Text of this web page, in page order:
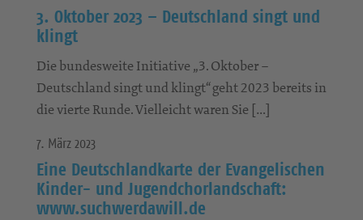
3. Oktober 2023 – Deutschland singt und
klingt
Die bundesweite Initiative „3. Oktober –
Deutschland singt und klingt“ geht 2023 bereits in
die vierte Runde. Vielleicht waren Sie […]
7. März 2023
Eine Deutschlandkarte der Evangelischen
Kinder- und Jugendchorlandschaft:
www.suchwerdawill.de